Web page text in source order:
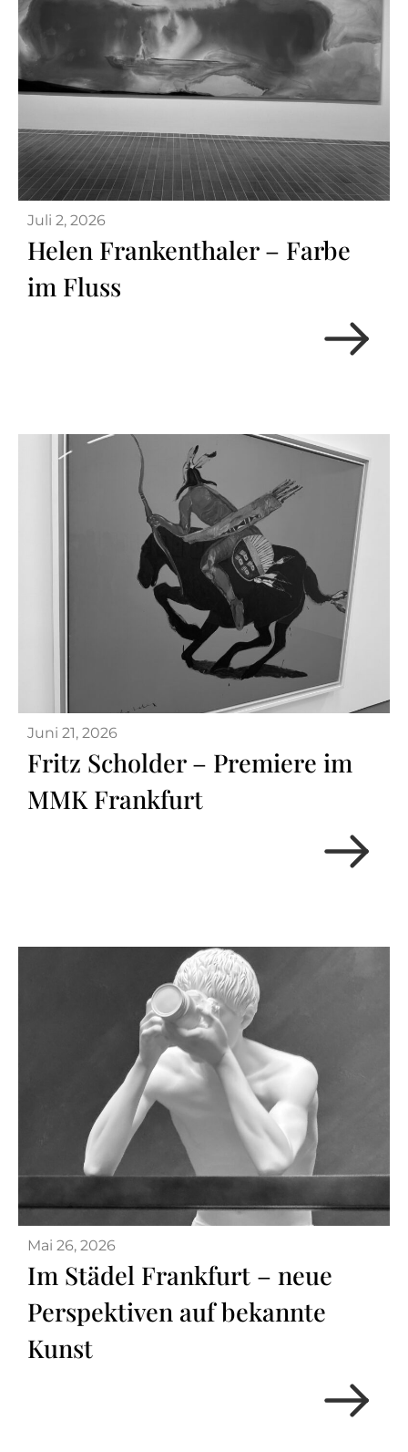
Juli 2, 2026
Helen Frankenthaler – Farbe
im Fluss
Juni 21, 2026
Fritz Scholder – Premiere im
MMK Frankfurt
Mai 26, 2026
Im Städel Frankfurt – neue
Perspektiven auf bekannte
Kunst